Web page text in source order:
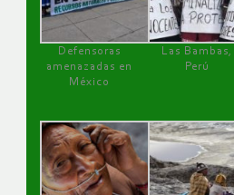
Defensoras
amenazadas en
México
Las Bambas,
Perú